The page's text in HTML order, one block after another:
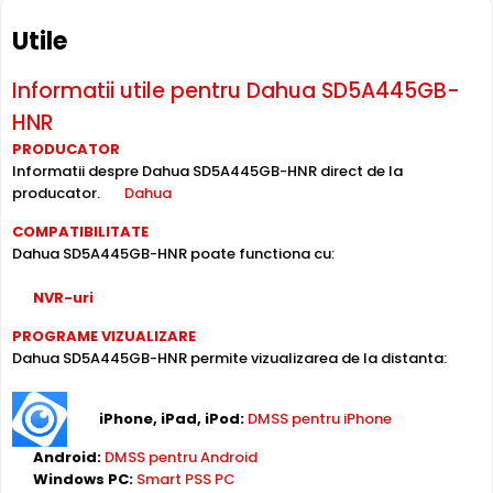
Intrari Audio
Camera Dahua SD5A445GB-HNR are intrari audio, la care
puteti conecta microfoane, permitand supravegherea
Alimentare PoE
Dahua SD5A445GB-HNR suporta alimentarePower over
acelasi cablu de retea. Simplifica instalarea semnificativ,
eliminand necesitatea unui cablu de alimentare separat.
caracter informativ.
Utile
Informatii utile pentru Dahua SD5A445GB-
HNR
PRODUCATOR
Informatii despre Dahua SD5A445GB-HNR direct de la
producator.
Dahua
COMPATIBILITATE
Dahua SD5A445GB-HNR poate functiona cu:
NVR-uri
PROGRAME VIZUALIZARE
Dahua SD5A445GB-HNR permite vizualizarea de la distanta:
iPhone, iPad, iPod: DMSS pentru iPhone
Android: DMSS pentru Android
Windows PC: Smart PSS PC